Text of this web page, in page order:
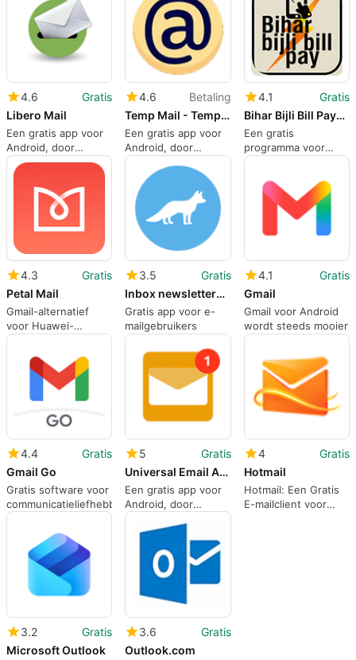
4.6
Gratis
Libero Mail
Een gratis app voor
Android, door
Italiaonline S.p.A.
4.6
Betaling
Temp Mail - Temporary Email
Een gratis app voor
Android, door
Offshored.
4.1
Gratis
Bihar Bijli Bill PayBBBP
Een gratis
programma voor
Android, door
4.3
Gratis
Petal Mail
Gmail-alternatief
voor Huawei-
gebruikers
3.5
Gratis
Inbox newsletters cleaner
Gratis app voor e-
mailgebruikers
4.1
Gratis
Gmail
Gmail voor Android
wordt steeds mooier
4.4
Gratis
Gmail Go
Gratis software voor
communicatieliefhebbers
5
Gratis
Universal Email App
Een gratis app voor
Android, door
Craigpark Limited.
4
Gratis
Hotmail
Hotmail: Een Gratis
E-mailclient voor
3.2
Gratis
Microsoft Outlook
3.6
Gratis
Outlook.com